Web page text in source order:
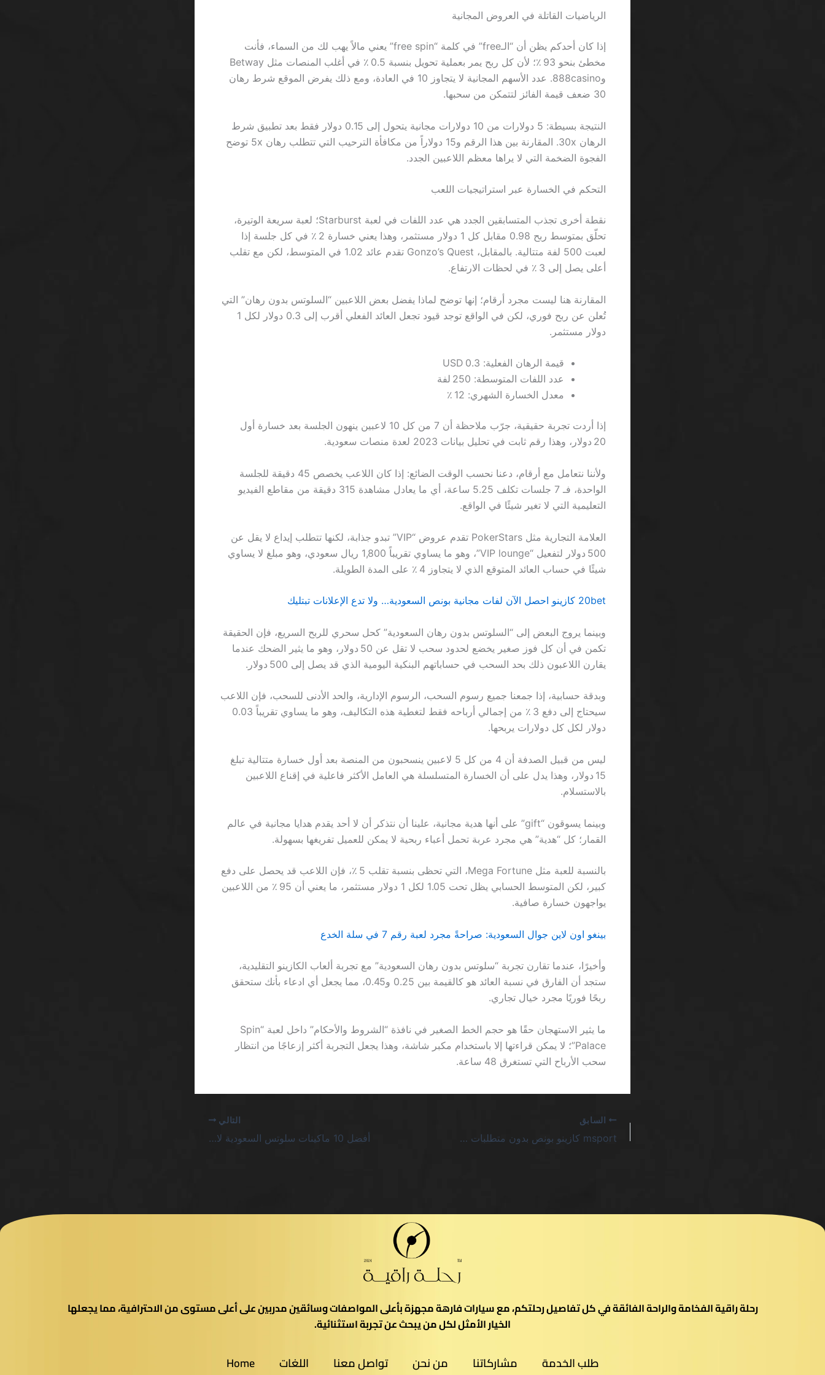
الرياضيات القاتلة في العروض المجانية
إذا كان أحدكم يظن أن “الـfree” في كلمة “free spin” يعني مالاً يهب لك من السماء، فأنت
مخطئ بنحو 93 ٪؛ لأن كل ربح يمر بعملية تحويل بنسبة 0.5 ٪ في أغلب المنصات مثل Betway
و888casino. عدد الأسهم المجانية لا يتجاوز 10 في العادة، ومع ذلك يفرض الموقع شرط رهان
30 ضعف قيمة الفائز لتتمكن من سحبها.
النتيجة بسيطة: 5 دولارات من 10 دولارات مجانية يتحول إلى 0.15 دولار فقط بعد تطبيق شرط
الرهان 30x. المقارنة بين هذا الرقم و15 دولاراً من مكافأة الترحيب التي تتطلب رهان 5x توضح
الفجوة الضخمة التي لا يراها معظم اللاعبين الجدد.
التحكم في الخسارة عبر استراتيجيات اللعب
نقطة أخرى تجذب المتسابقين الجدد هي عدد اللفات في لعبة Starburst؛ لعبة سريعة الوتيرة،
تحلّق بمتوسط ربح 0.98 مقابل كل 1 دولار مستثمر، وهذا يعني خسارة 2 ٪ في كل جلسة إذا
لعبت 500 لفة متتالية. بالمقابل، Gonzo’s Quest تقدم عائد 1.02 في المتوسط، لكن مع تقلب
أعلى يصل إلى 3 ٪ في لحظات الارتفاع.
المقارنة هنا ليست مجرد أرقام؛ إنها توضح لماذا يفضل بعض اللاعبين “السلوتس بدون رهان” التي
تُعلن عن ربح فوري، لكن في الواقع توجد قيود تجعل العائد الفعلي أقرب إلى 0.3 دولار لكل 1
دولار مستثمر.
قيمة الرهان الفعلية: 0.3 USD
عدد اللفات المتوسطة: 250 لفة
معدل الخسارة الشهري: 12 ٪
إذا أردت تجربة حقيقية، جرّب ملاحظة أن 7 من كل 10 لاعبين ينهون الجلسة بعد خسارة أول
20 دولار، وهذا رقم ثابت في تحليل بيانات 2023 لعدة منصات سعودية.
ولأننا نتعامل مع أرقام، دعنا نحسب الوقت الضائع: إذا كان اللاعب يخصص 45 دقيقة للجلسة
الواحدة، فـ 7 جلسات تكلف 5.25 ساعة، أي ما يعادل مشاهدة 315 دقيقة من مقاطع الفيديو
التعليمية التي لا تغير شيئًا في الواقع.
العلامة التجارية مثل PokerStars تقدم عروض “VIP” تبدو جذابة، لكنها تتطلب إيداع لا يقل عن
500 دولار لتفعيل “VIP lounge”، وهو ما يساوي تقريباً 1,800 ريال سعودي، وهو مبلغ لا يساوي
شيئًا في حساب العائد المتوقع الذي لا يتجاوز 4 ٪ على المدة الطويلة.
20bet كازينو احصل الآن لفات مجانية بونص السعودية… ولا تدع الإعلانات تبتليك
وبينما يروج البعض إلى “السلوتس بدون رهان السعودية” كحل سحري للربح السريع، فإن الحقيقة
تكمن في أن كل فوز صغير يخضع لحدود سحب لا تقل عن 50 دولار، وهو ما يثير الضحك عندما
يقارن اللاعبون ذلك بحد السحب في حساباتهم البنكية اليومية الذي قد يصل إلى 500 دولار.
وبدقة حسابية، إذا جمعنا جميع رسوم السحب، الرسوم الإدارية، والحد الأدنى للسحب، فإن اللاعب
سيحتاج إلى دفع 3 ٪ من إجمالي أرباحه فقط لتغطية هذه التكاليف، وهو ما يساوي تقريباً 0.03
دولار لكل كل دولارات يربحها.
ليس من قبيل الصدفة أن 4 من كل 5 لاعبين ينسحبون من المنصة بعد أول خسارة متتالية تبلغ
15 دولار، وهذا يدل على أن الخسارة المتسلسلة هي العامل الأكثر فاعلية في إقناع اللاعبين
بالاستسلام.
وبينما يسوقون “gift” على أنها هدية مجانية، علينا أن نتذكر أن لا أحد يقدم هدايا مجانية في عالم
القمار؛ كل “هدية” هي مجرد عربة تحمل أعباء ربحية لا يمكن للعميل تفريغها بسهولة.
بالنسبة للعبة مثل Mega Fortune، التي تحظى بنسبة تقلب 5 ٪، فإن اللاعب قد يحصل على دفع
كبير، لكن المتوسط الحسابي يظل تحت 1.05 لكل 1 دولار مستثمر، ما يعني أن 95 ٪ من اللاعبين
يواجهون خسارة صافية.
بينغو اون لاين جوال السعودية: صراحةً مجرد لعبة رقم 7 في سلة الخدع
وأخيرًا، عندما تقارن تجربة “سلوتس بدون رهان السعودية” مع تجربة ألعاب الكازينو التقليدية،
ستجد أن الفارق في نسبة العائد هو كالقيمة بين 0.25 و0.45، مما يجعل أي ادعاء بأنك ستحقق
ربحًا فوريًا مجرد خيال تجاري.
ما يثير الاستهجان حقًا هو حجم الخط الصغير في نافذة “الشروط والأحكام” داخل لعبة “Spin
Palace”؛ لا يمكن قراءتها إلا باستخدام مكبر شاشة، وهذا يجعل التجربة أكثر إزعاجًا من انتظار
سحب الأرباح التي تستغرق 48 ساعة.
السابق
msport كازينو بونص بدون متطلبات مراهنة احصل عليه الآن السعودية – خنق الوعد بلا فائدة
التالي
أفضل 10 ماكينات سلوتس السعودية لا تستحق الضجيج التسويقي
رحلة راقية الفخامة والراحة الفائقة في كل تفاصيل رحلتكم، مع سيارات فارهة مجهزة بأعلى المواصفات وسائقين مدربين على أعلى مستوى من الاحترافية، مما يجعلها
الخيار الأمثل لكل من يبحث عن تجربة استثنائية.
طلب الخدمة مشاركاتنا من نحن تواصل معنا اللغات Home